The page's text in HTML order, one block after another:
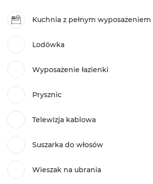
Kuchnia z pełnym wyposażeniem
Lodówka
Wyposażenie łazienki
Prysznic
Telewizja kablowa
Suszarka do włosów
Wieszak na ubrania